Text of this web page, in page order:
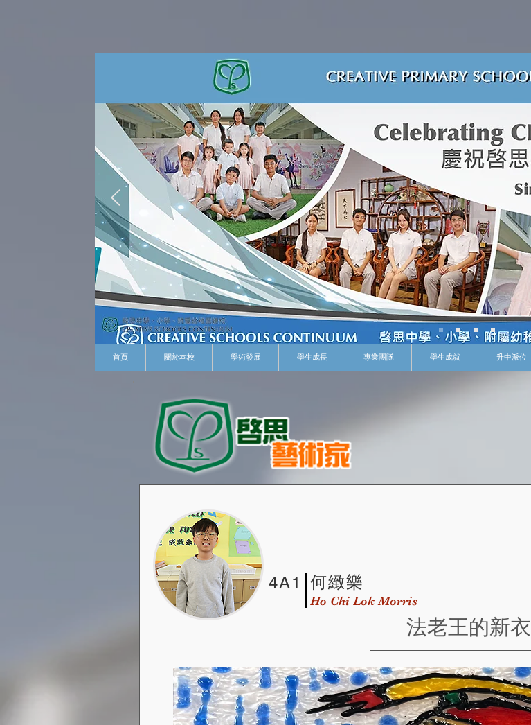
首頁 關於本校 學術發展 學生成長 專業團隊 學生成就 升中派位
何緻樂
4A1
Ho Chi Lok Morris
法老王的新衣